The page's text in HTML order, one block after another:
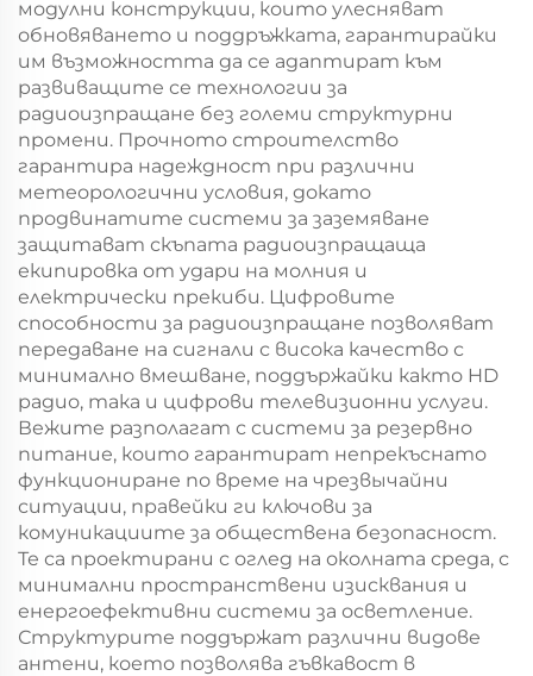
модулни конструкции, които улесняват
обновяването и поддръжката, гарантирайки
им възможността да се адаптират към
развиващите се технологии за
радиоизпращане без големи структурни
промени. Прочното строителство
гарантира надеждност при различни
метеорологични условия, докато
продвинатите системи за заземяване
защитават скъпата радиоизпращаща
екипировка от удари на молния и
електрически прекиби. Цифровите
способности за радиоизпращане позволяват
передаване на сигнали с висока качество с
минимално вмешване, поддържайки както HD
радио, така и цифрови телевизионни услуги.
Вежите разполагат с системи за резервно
питание, които гарантират непрекъснато
функциониране по време на чрезвычайни
ситуации, правейки ги ключови за
комуникациите за обществена безопасност.
Те са проектирани с оглед на околната среда, с
минимални пространствени изисквания и
енергоефективни системи за осветление.
Структурите поддържат различни видове
антени, което позволява гъвкавост в